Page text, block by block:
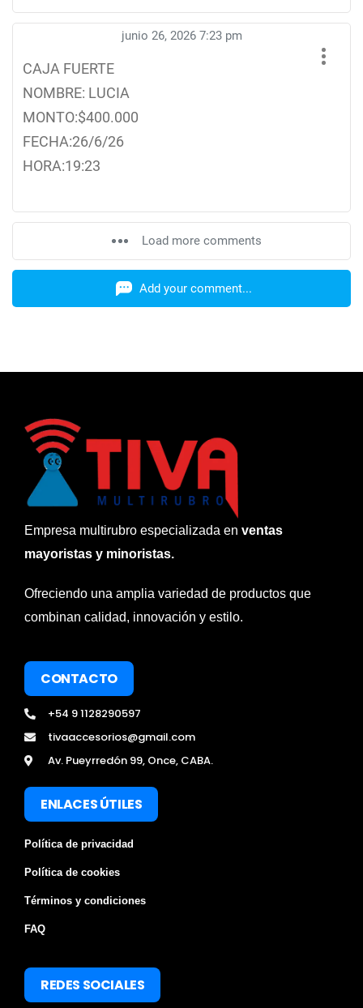
junio 26, 2026 7:23 pm
CAJA FUERTE
NOMBRE: LUCIA
MONTO:$400.000
FECHA:26/6/26
HORA:19:23
Load more comments
Add your comment...
Empresa multirubro especializada en ventas
mayoristas y minoristas.
Ofreciendo una amplia variedad de productos que
combinan calidad, innovación y estilo.
CONTACTO
+54 9 1128290597
tivaaccesorios@gmail.com
Av. Pueyrredón 99, Once, CABA.
ENLACES ÚTILES
Política de privacidad
Política de cookies
Términos y condiciones
FAQ
REDES SOCIALES